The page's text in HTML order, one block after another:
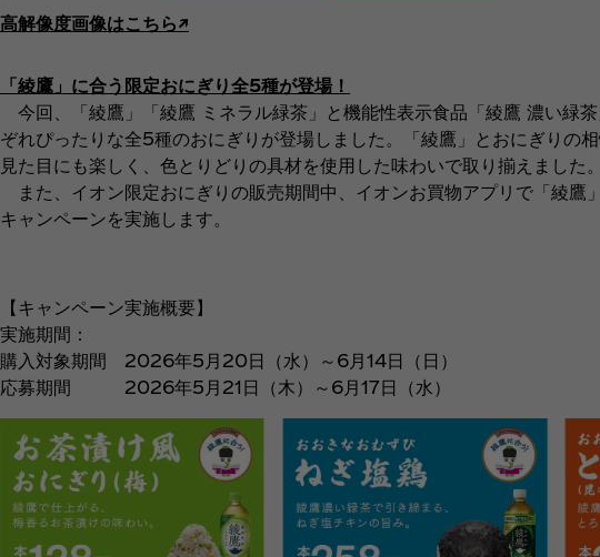
高解像度画像はこちら↗︎
「綾鷹」に合う限定おにぎり全5種が登場！
今回、「綾鷹」「綾鷹 ミネラル緑茶」と機能性表示食品「綾鷹 濃い緑
ぞれぴったりな全5種のおにぎりが登場しました。「綾鷹」とおにぎりの
見た目にも楽しく、色とりどりの具材を使用した味わいで取り揃えました。
また、イオン限定おにぎりの販売期間中、イオンお買物アプリで「綾鷹
キャンペーンを実施します。
【キャンペーン実施概要】
実施期間：
購入対象期間 2026年5月20日（水）～6月14日（日）
応募期間 2026年5月21日（木）～6月17日（水）